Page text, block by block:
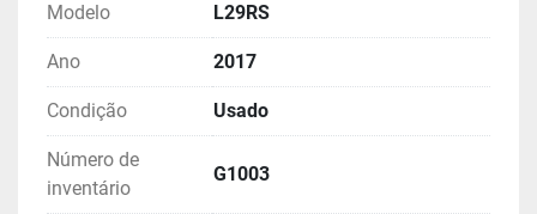
Modelo L29RS
Ano 2017
Condição Usado
Número de
inventário
G1003